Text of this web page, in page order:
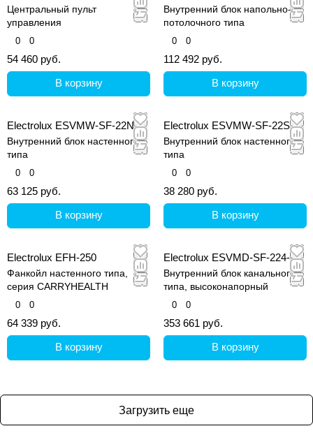
Центральный пульт
управления
0 0
54 460 руб.
В корзину
Внутренний блок напольно-
потолочного типа
0 0
112 492 руб.
В корзину
Electrolux ESVMW-SF-22N
Внутренний блок настенного
типа
0 0
63 125 руб.
В корзину
Electrolux ESVMW-SF-22S
Внутренний блок настенного
типа
0 0
38 280 руб.
В корзину
Electrolux EFH-250
Фанкойл настенного типа,
серия CARRYHEALTH
0 0
64 339 руб.
В корзину
Electrolux ESVMD-SF-224-A
Внутренний блок канального
типа, высоконапорный
0 0
353 661 руб.
В корзину
Загрузить еще